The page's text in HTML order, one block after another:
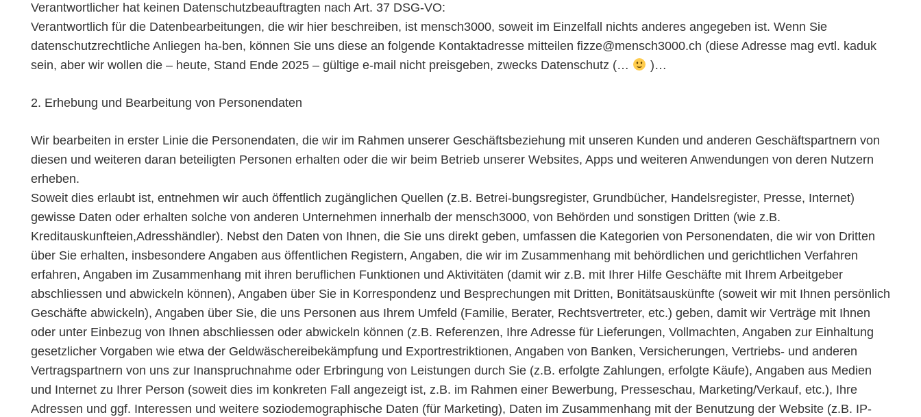
Verantwortlicher hat keinen Datenschutzbeauftragten nach Art. 37 DSG-VO:
Verantwortlich für die Datenbearbeitungen, die wir hier beschreiben, ist mensch3000, soweit im Einzelfall nichts anderes angegeben ist. Wenn Sie
datenschutzrechtliche Anliegen ha-ben, können Sie uns diese an folgende Kontaktadresse mitteilen fizze@mensch3000.ch (diese Adresse mag evtl. kaduk
sein, aber wir wollen die – heute, Stand Ende 2025 – gültige e-mail nicht preisgeben, zwecks Datenschutz (…
)…
2. Erhebung und Bearbeitung von Personendaten
Wir bearbeiten in erster Linie die Personendaten, die wir im Rahmen unserer Geschäftsbeziehung mit unseren Kunden und anderen Geschäftspartnern von
diesen und weiteren daran beteiligten Personen erhalten oder die wir beim Betrieb unserer Websites, Apps und weiteren Anwendungen von deren Nutzern
erheben.
Soweit dies erlaubt ist, entnehmen wir auch öffentlich zugänglichen Quellen (z.B. Betrei-bungsregister, Grundbücher, Handelsregister, Presse, Internet)
gewisse Daten oder erhalten solche von anderen Unternehmen innerhalb der mensch3000, von Behörden und sonstigen Dritten (wie z.B.
Kreditauskunfteien,Adresshändler). Nebst den Daten von Ihnen, die Sie uns direkt geben, umfassen die Kategorien von Personendaten, die wir von Dritten
über Sie erhalten, insbesondere Angaben aus öffentlichen Registern, Angaben, die wir im Zusammenhang mit behördlichen und gerichtlichen Verfahren
erfahren, Angaben im Zusammenhang mit ihren beruflichen Funktionen und Aktivitäten (damit wir z.B. mit Ihrer Hilfe Geschäfte mit Ihrem Arbeitgeber
abschliessen und abwickeln können), Angaben über Sie in Korrespondenz und Besprechungen mit Dritten, Bonitätsauskünfte (soweit wir mit Ihnen persönlich
Geschäfte abwickeln), Angaben über Sie, die uns Personen aus Ihrem Umfeld (Familie, Berater, Rechtsvertreter, etc.) geben, damit wir Verträge mit Ihnen
oder unter Einbezug von Ihnen abschliessen oder abwickeln können (z.B. Referenzen, Ihre Adresse für Lieferungen, Vollmachten, Angaben zur Einhaltung
gesetzlicher Vorgaben wie etwa der Geldwäschereibekämpfung und Exportrestriktionen, Angaben von Banken, Versicherungen, Vertriebs- und anderen
Vertragspartnern von uns zur Inanspruchnahme oder Erbringung von Leistungen durch Sie (z.B. erfolgte Zahlungen, erfolgte Käufe), Angaben aus Medien
und Internet zu Ihrer Person (soweit dies im konkreten Fall angezeigt ist, z.B. im Rahmen einer Bewerbung, Presseschau, Marketing/Verkauf, etc.), Ihre
Adressen und ggf. Interessen und weitere soziodemographische Daten (für Marketing), Daten im Zusammenhang mit der Benutzung der Website (z.B. IP-